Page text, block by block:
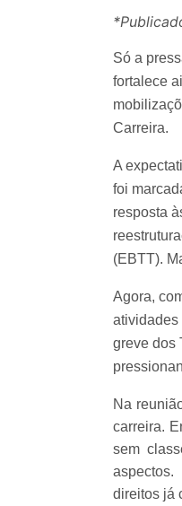
Só a
fortalece
Carreira.
A
foi
resposta
(EBTT).
Agora,
atividades
greve dos
Na
carreira.
sem
direitos já